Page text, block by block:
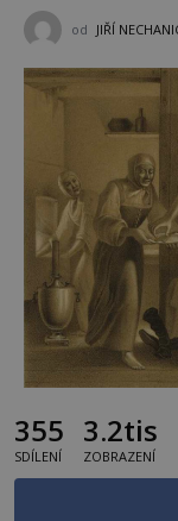
od JIŘÍ
355
SDÍLENÍ
3.2tis
ZOBRAZENÍ